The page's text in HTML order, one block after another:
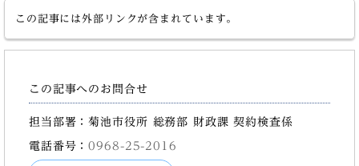
この記事には外部リンクが含まれています。
この記事へのお問合せ
担当部署：菊池市役所 総務部 財政課 契約検査係
電話番号：0968-25-2016